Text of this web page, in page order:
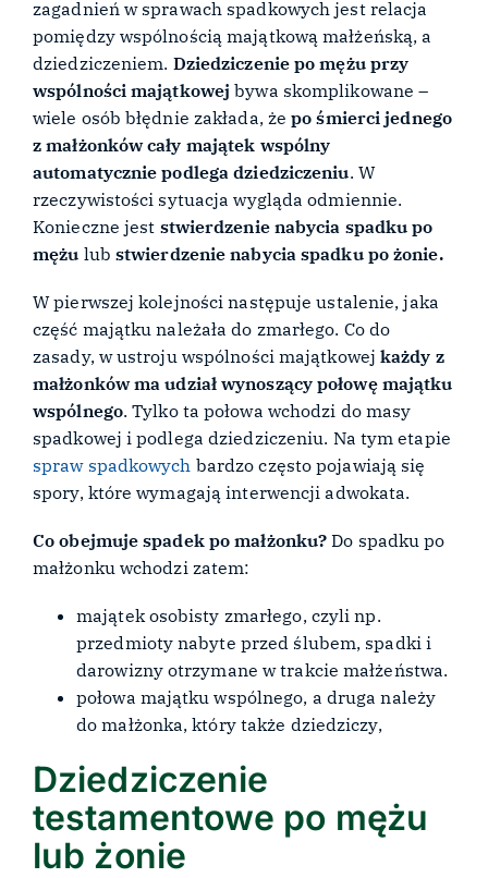
zagadnień w sprawach spadkowych jest relacja
pomiędzy wspólnością majątkową małżeńską, a
dziedziczeniem. Dziedziczenie po mężu przy
wspólności majątkowejbywa skomplikowane –
wiele osób błędnie zakłada, żepo śmierci jednego
z małżonków cały majątek wspólny
automatycznie podlega dziedziczeniu. W
rzeczywistości sytuacja wygląda odmiennie.
Konieczne jest stwierdzenie nabycia spadku po
mężu lub stwierdzenie nabycia spadku po żonie.
W pierwszej kolejności następuje ustalenie, jaka
część majątku należała do zmarłego. Co do
zasady, w ustroju wspólności majątkowejkażdy z
małżonków ma udział wynoszący połowę majątku
wspólnego. Tylko ta połowa wchodzi do masy
spadkowej i podlega dziedziczeniu. Na tym etapie
spraw spadkowych bardzo często pojawiają się
spory, które wymagają interwencji adwokata.
Co obejmuje spadek po małżonku? Do spadku po
małżonku wchodzi zatem:
majątek osobisty zmarłego, czyli np.
przedmioty nabyte przed ślubem, spadki i
darowizny otrzymane w trakcie małżeństwa.
połowa majątku wspólnego, a druga należy
do małżonka, który także dziedziczy,
Dziedziczenie
testamentowe po mężu
lub żonie